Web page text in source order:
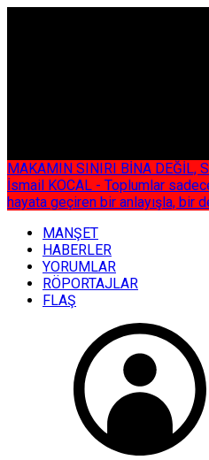
MAKAMIN SINIRI BİNA DEĞİL,
İsmail KOCAL - Toplumlar
hayata geçiren bir anlayışla, bir
MANŞET
HABERLER
YORUMLAR
RÖPORTAJLAR
FLAŞ